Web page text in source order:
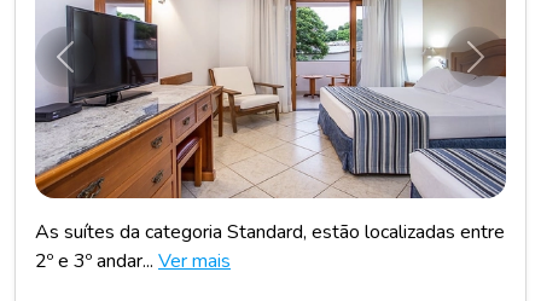
Anterior
As suítes da categoria Standard, estão localizadas entre
2º e 3º andar... Ver mais